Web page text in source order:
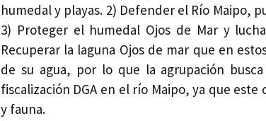
humedal y playas. 2) Defender el Río Maipo,
3) Proteger el humedal Ojos de Mar y
Recuperar la laguna Ojos de mar que en
de su agua, por lo que la agrupación
fiscalización DGA en el río Maipo, ya que
y fauna.